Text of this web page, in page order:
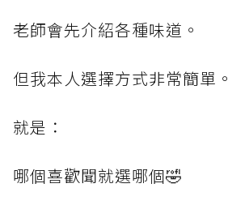
老師會先介紹各種味道。
但我本人選擇方式非常簡單。
就是：
哪個喜歡聞就選哪個🤣